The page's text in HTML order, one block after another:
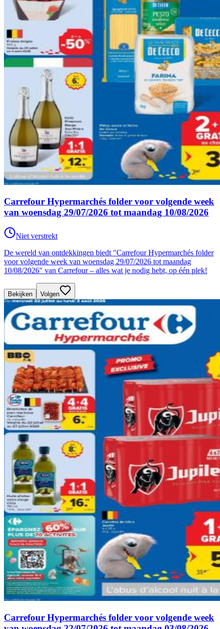
Carrefour Hypermarchés folder voor volgende week
van woensdag 29/07/2026 tot maandag 10/08/2026
Niet verstrekt
De wereld van ontdekkingen biedt "Carrefour Hypermarchés folder
voor volgende week van woensdag 29/07/2026 tot maandag
10/08/2026" van Carrefour – alles wat je nodig hebt, op één plek!
Bekijken Volgen
Carrefour Hypermarchés folder voor volgende week